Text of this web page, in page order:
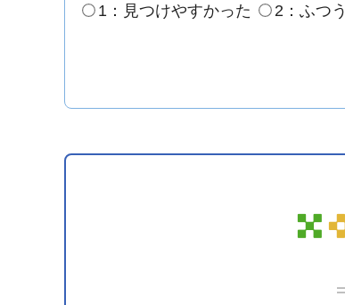
1：見つけやすかった
2：ふつう